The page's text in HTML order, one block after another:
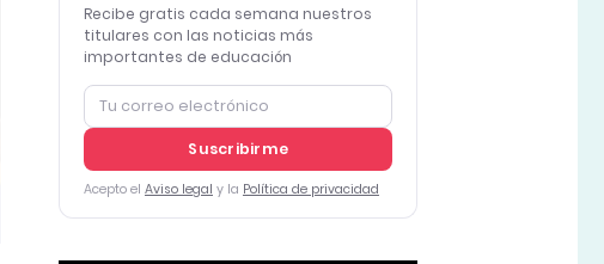
Recibe gratis cada semana nuestros
titulares con las noticias más
importantes de educación
Suscribirme
Acepto el Aviso legal y la Política de privacidad